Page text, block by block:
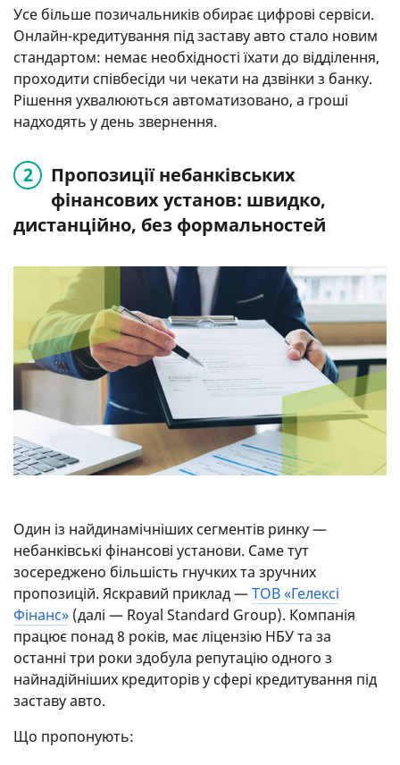
Усе більше позичальників обирає цифрові сервіси.
Онлайн-кредитування під заставу авто стало новим
стандартом: немає необхідності їхати до відділення,
проходити співбесіди чи чекати на дзвінки з банку.
Рішення ухвалюються автоматизовано, а гроші
надходять у день звернення.
Пропозиції небанківських
фінансових установ: швидко,
дистанційно, без формальностей
Один із найдинамічніших сегментів ринку —
небанківські фінансові установи. Саме тут
зосереджено більшість гнучких та зручних
пропозицій. Яскравий приклад —ТОВ «Гелексі
Фінанс» (далі — Royal Standard Group). Компанія
працює понад 8 років, має ліцензію НБУ та за
останні три роки здобула репутацію одного з
найнадійніших кредиторів у сфері кредитування під
заставу авто.
Що пропонують: